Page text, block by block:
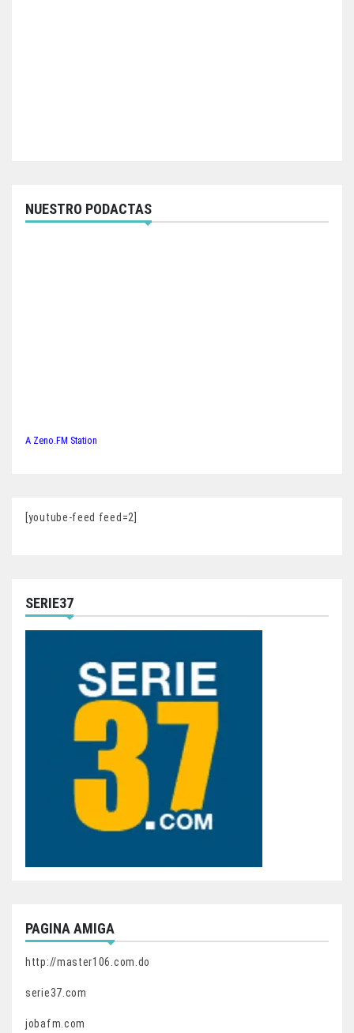
NUESTRO PODACTAS
A Zeno.FM Station
[youtube-feed feed=2]
SERIE37
PAGINA AMIGA
http://master106.com.do
serie37.com
jobafm.com